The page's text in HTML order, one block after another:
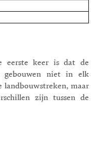
eerste keer is dat de
gebouwen niet in elk
landbouwstreken, maar
zijn tussen de